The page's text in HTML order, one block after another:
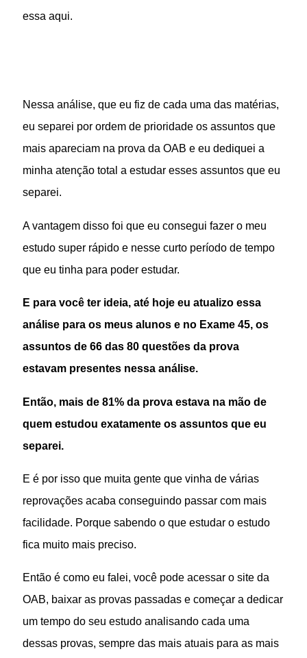
essa aqui.
Nessa análise, que eu fiz de cada uma das matérias,
eu separei por ordem de prioridade os assuntos que
mais apareciam na prova da OAB e eu dediquei a
minha atenção total a estudar esses assuntos que eu
separei.
A vantagem disso foi que eu consegui fazer o meu
estudo super rápido e nesse curto período de tempo
que eu tinha para poder estudar.
E para você ter ideia, até hoje eu atualizo essa
análise para os meus alunos e no Exame 45, os
assuntos de 66 das 80 questões da prova
estavam presentes nessa análise.
Então, mais de 81% da prova estava na mão de
quem estudou exatamente os assuntos que eu
separei.
E é por isso que muita gente que vinha de várias
reprovações acaba conseguindo passar com mais
facilidade. Porque sabendo o que estudar o estudo
fica muito mais preciso.
Então é como eu falei, você pode acessar o site da
OAB, baixar as provas passadas e começar a dedicar
um tempo do seu estudo analisando cada uma
dessas provas, sempre das mais atuais para as mais